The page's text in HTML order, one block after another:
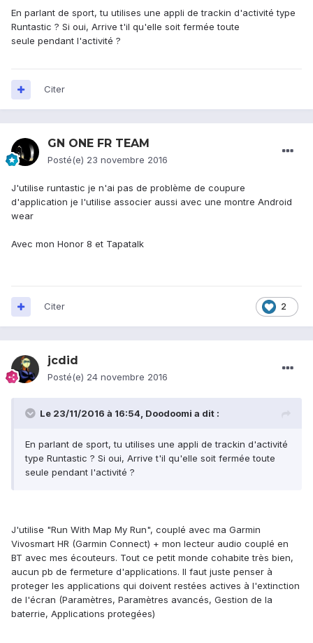
En parlant de sport, tu utilises une appli de trackin d'activité type
Runtastic ? Si oui, Arrive t'il qu'elle soit fermée toute
seule pendant l'activité ?
Citer
GN ONE FR TEAM
Posté(e) 23 novembre 2016
J'utilise runtastic je n'ai pas de problème de coupure
d'application je l'utilise associer aussi avec une montre Android
wear
Avec mon Honor 8 et Tapatalk
2
Citer
jcdid
Posté(e) 24 novembre 2016
Le 23/11/2016 à 16:54, Doodoomi a dit :
En parlant de sport, tu utilises une appli de trackin d'activité
type Runtastic ? Si oui, Arrive t'il qu'elle soit fermée toute
seule pendant l'activité ?
J'utilise "Run With Map My Run", couplé avec ma Garmin
Vivosmart HR (Garmin Connect) + mon lecteur audio couplé en
BT avec mes écouteurs. Tout ce petit monde cohabite très bien,
aucun pb de fermeture d'applications. Il faut juste penser à
proteger les applications qui doivent restées actives à l'extinction
de l'écran (Paramètres, Paramètres avancés, Gestion de la
baterrie, Applications protegées)